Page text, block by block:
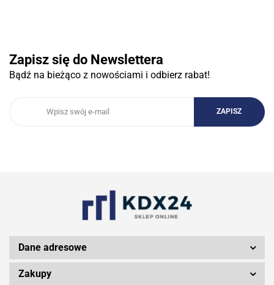
3Doodler
Zapisz się do Newslettera
Bądź na bieżąco z nowościami i odbierz rabat!
Dane adresowe
Zakupy